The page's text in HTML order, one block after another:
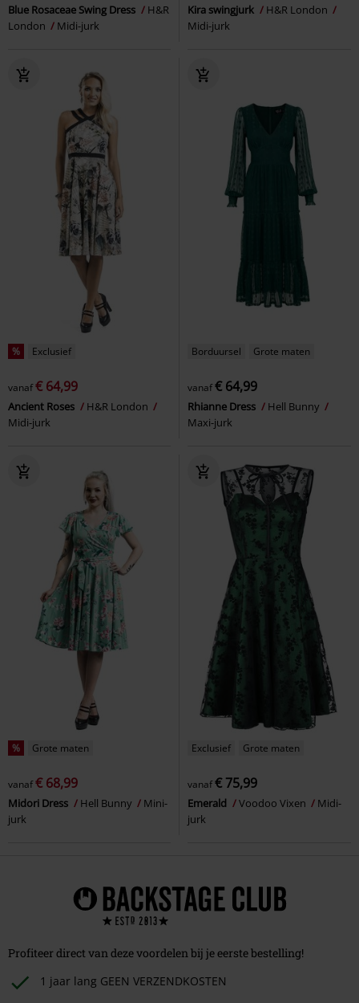
Blue Rosaceae Swing Dress
H&R
London
Midi-jurk
Kira swingjurk
H&R London
Midi-jurk
% Exclusief
vanaf€ 64,99
Ancient Roses
H&R London
Midi-jurk
Borduursel Grote maten
vanaf€ 64,99
Rhianne Dress
Hell Bunny
Maxi-jurk
% Grote maten
vanaf€ 68,99
Midori Dress Hell Bunny
Mini-
jurk
Exclusief Grote maten
vanaf€ 75,99
Emerald Voodoo Vixen
Midi-
jurk
Profiteer direct van deze voordelen bij je eerste bestelling!
1 jaar lang GEEN VERZENDKOSTEN